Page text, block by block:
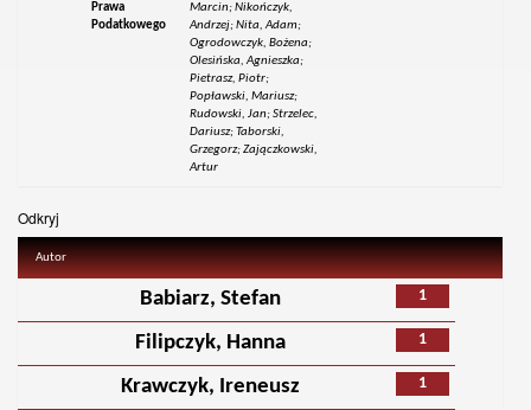
Prawa
Podatkowego
Marcin; Nikończyk,
Andrzej; Nita, Adam;
Ogrodowczyk, Bożena;
Olesińska, Agnieszka;
Pietrasz, Piotr;
Popławski, Mariusz;
Rudowski, Jan; Strzelec,
Dariusz; Taborski,
Grzegorz; Zajączkowski,
Artur
Odkryj
Autor
1
Babiarz, Stefan
1
Filipczyk, Hanna
1
Krawczyk, Ireneusz